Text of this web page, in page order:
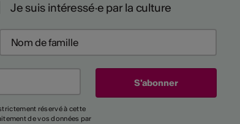
Je suis intéressé·e par la culture
réservé à cette
de vos données par